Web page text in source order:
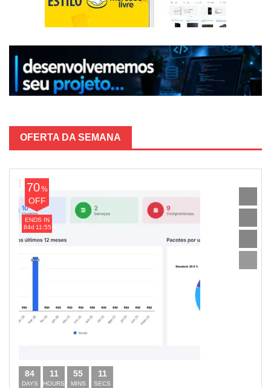
OFERTA DA SEMANA
70%
OFF
ENDS IN
84d 11:55:9
84
DAYS
11
HOURS
55
MINS
10
SECS